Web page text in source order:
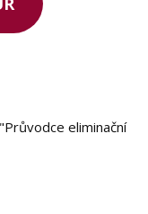
eliminační